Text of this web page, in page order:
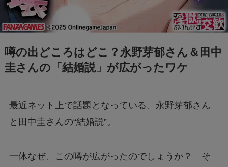
BeReal 無制限はいつまで？終わりはいつな
の？注意事項についても
ドラえもんの重複掲載問題って何？コロコロコ
ミックの間違いを調査
モンストナルトコラボは引いたほうがいい？性
能評価を比較して検証！
処法は？
噂の出どころはどこ？永野芽郁さん＆田中
圭さんの「結婚説」が広がったワケ
最近ネット上で話題となっている、永野芽郁さん
と田中圭さんの“結婚説”。
一体なぜ、この噂が広がったのでしょうか？ そ